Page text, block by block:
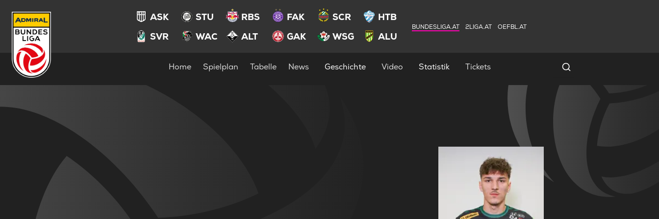
ASK STU RBS FAK SCR
HTB
SVR
WAC ALT GAK WSG ALU
BUNDESLIGA.AT 2LIGA.AT OEFBL.AT
Home Spielplan Tabelle News Geschichte Video Statistik Tickets Spielersuche